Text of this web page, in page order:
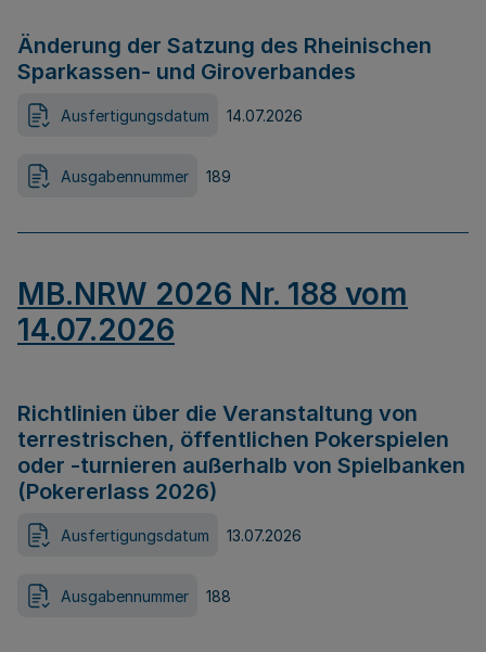
Änderung der Satzung des Rheinischen
Sparkassen- und Giroverbandes
Ausfertigungsdatum 14.07.2026
Ausgabennummer 189
MB.NRW 2026 Nr. 188 vom
14.07.2026
Richtlinien über die Veranstaltung von
terrestrischen, öffentlichen Pokerspielen
oder -turnieren außerhalb von Spielbanken
(Pokererlass 2026)
Ausfertigungsdatum 13.07.2026
Ausgabennummer 188